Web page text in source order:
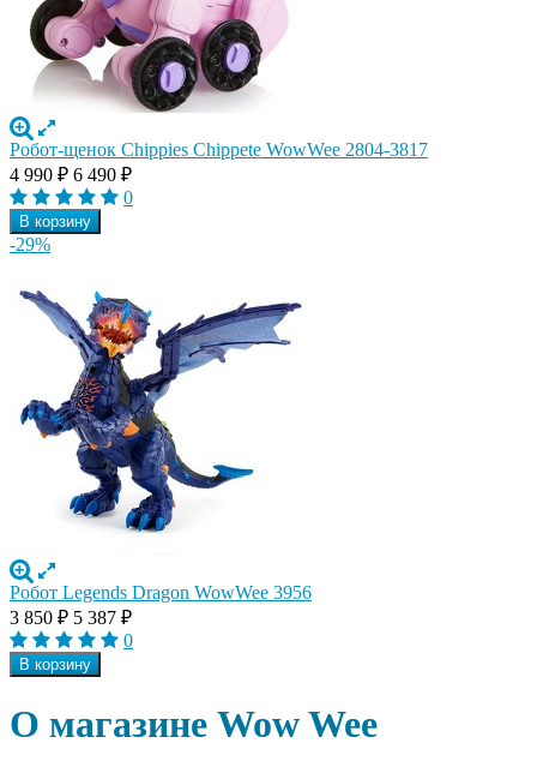
Робот-щенок Chippies Chippete WowWee 2804-3817
4 990 ₽ 6 490 ₽
0
В корзину
-29%
Робот Legends Dragon WowWee 3956
3 850 ₽ 5 387 ₽
0
В корзину
О магазине Wow Wee